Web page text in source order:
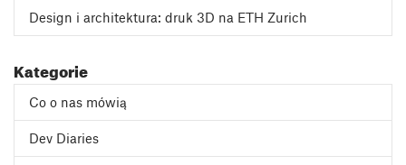
Design i architektura: druk 3D na ETH Zurich
Kategorie
Co o nas mówią
Dev Diaries